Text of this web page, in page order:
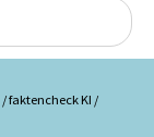
/faktencheck KI /